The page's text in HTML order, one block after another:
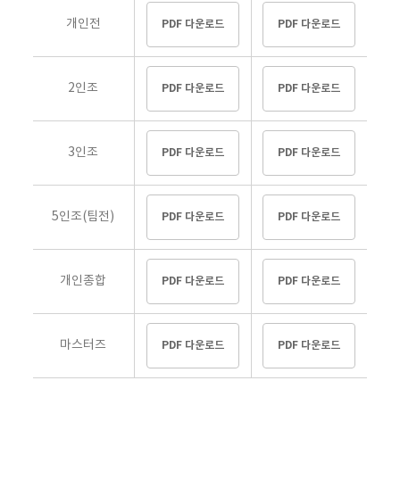
개인전 PDF 다운로드 PDF 다운로드
2인조 PDF 다운로드 PDF 다운로드
3인조 PDF 다운로드 PDF 다운로드
5인조(팀전) PDF 다운로드 PDF 다운로드
개인종합 PDF 다운로드 PDF 다운로드
마스터즈 PDF 다운로드 PDF 다운로드